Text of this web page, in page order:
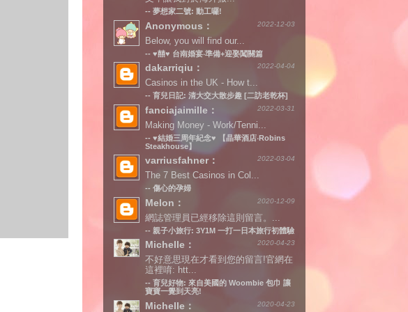
-- 夢想家二號: 動工囉!
2022-12-03
Anonymous：
Below, you will find our...
-- ♥囍♥ 台南婚宴‧準備+迎娶闖關篇
2022-04-04
dakarriqiu：
Casinos in the UK - How t...
-- 育兒日記: 清大交大散步趣 [二訪老乾杯]
2022-03-31
fanciajaimille：
Making Money - Work/Tenni...
-- ♥結婚三周年紀念♥ 【晶華酒店‧Robins
Steakhouse】
2022-03-04
varriusfahner：
The 7 Best Casinos in Col...
-- 傷心的孕婦
2020-12-09
Melon：
網誌管理員已經移除這則留言。...
-- 親子小旅行: 3Y1M 一打一日本旅行初體驗
2020-04-23
Michelle：
不好意思現在才看到您的留言!官網在
這裡唷: htt...
-- 育兒好物: 來自美國的 Woombie 包巾 讓
寶寶一覺到天亮!
2020-04-23
Michelle：